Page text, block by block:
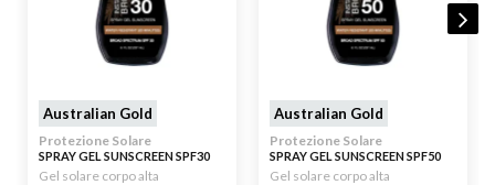
Australian Gold
Protezione Solare
SPRAY GEL SUNSCREEN SPF30
WITH INSTANT BRONZER
Gel solare corpo alta
Australian Gold
Protezione Solare
SPRAY GEL SUNSCREEN SPF50
WITH INSTANT BRONZER
Gel solare corpo alta